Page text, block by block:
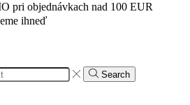
pri objednávkach nad 100 EUR
ihneď
Search